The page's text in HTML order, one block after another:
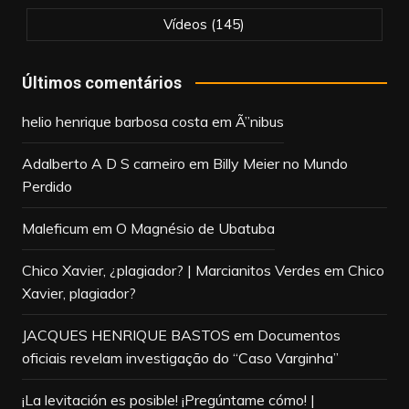
Vídeos (145)
Últimos comentários
helio henrique barbosa costa em Ã”nibus
Adalberto A D S carneiro em Billy Meier no Mundo
Perdido
Maleficum em O Magnésio de Ubatuba
Chico Xavier, ¿plagiador? | Marcianitos Verdes em Chico
Xavier, plagiador?
JACQUES HENRIQUE BASTOS em Documentos
oficiais revelam investigação do “Caso Varginha”
¡La levitación es posible! ¡Pregúntame cómo! |